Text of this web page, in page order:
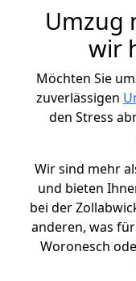
Umzug
wir
Möchten Sie
zuverlässigen
den Stress
Wir sind mehr
und bieten
bei der
anderen, was
Woronesch